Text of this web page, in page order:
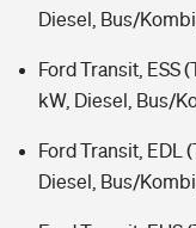
Diesel, Bus/
Ford Transit, ESS
kW, Diesel, Bus/
Ford Transit, EDL
Diesel, Bus/